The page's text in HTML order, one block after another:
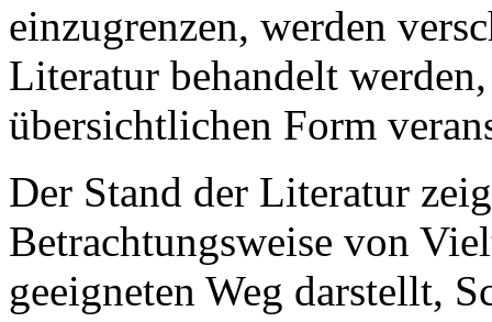
einzugrenzen, werden
Literatur behandelt
übersichtlichen Form
Der Stand der Literatur
Betrachtungsweise von
geeigneten Weg darstellt,